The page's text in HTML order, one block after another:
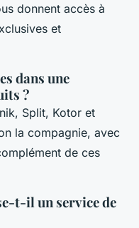
donnent accès à
et
dans une
?
Split, Kotor et
la compagnie, avec
de ces
t-il un service de